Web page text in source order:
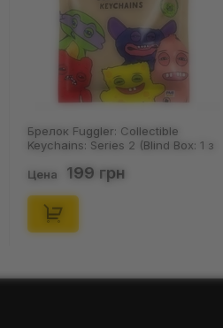
Брелок Fuggler: Collectible
Keychains: Series 2 (Blind Box: 1 з
Цена 199 грн